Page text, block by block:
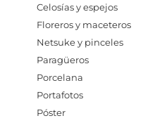
Celosías y espejos
Floreros y maceteros
Netsuke y pinceles
Paragüeros
Porcelana
Portafotos
Póster